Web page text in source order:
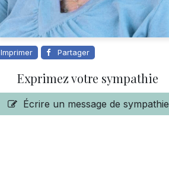
Imprimer Partager
Exprimez votre sympathie
Écrire un message de sympathie